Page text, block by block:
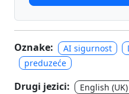
Oznake: AI sigurnost
preduzeće
Drugi jezici: English (UK)